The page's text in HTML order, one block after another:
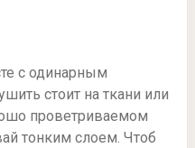
с одинарным
стоит на ткани или
проветриваемом
тонким слоем. Чтоб